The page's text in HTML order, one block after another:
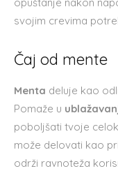
opuštanje nakon
svojim crevima
Čaj od mente
Menta deluje kao
Pomaže u
poboljšati tvoje
može delovati kao
održi ravnoteža